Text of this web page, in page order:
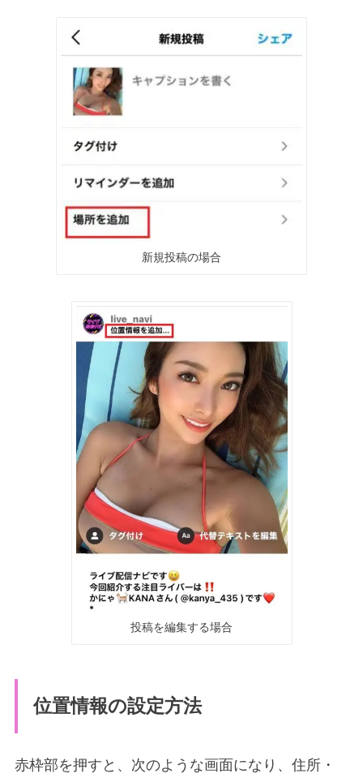
新規投稿の場合
投稿を編集する場合
位置情報の設定方法
赤枠部を押すと、次のような画面になり、住所・